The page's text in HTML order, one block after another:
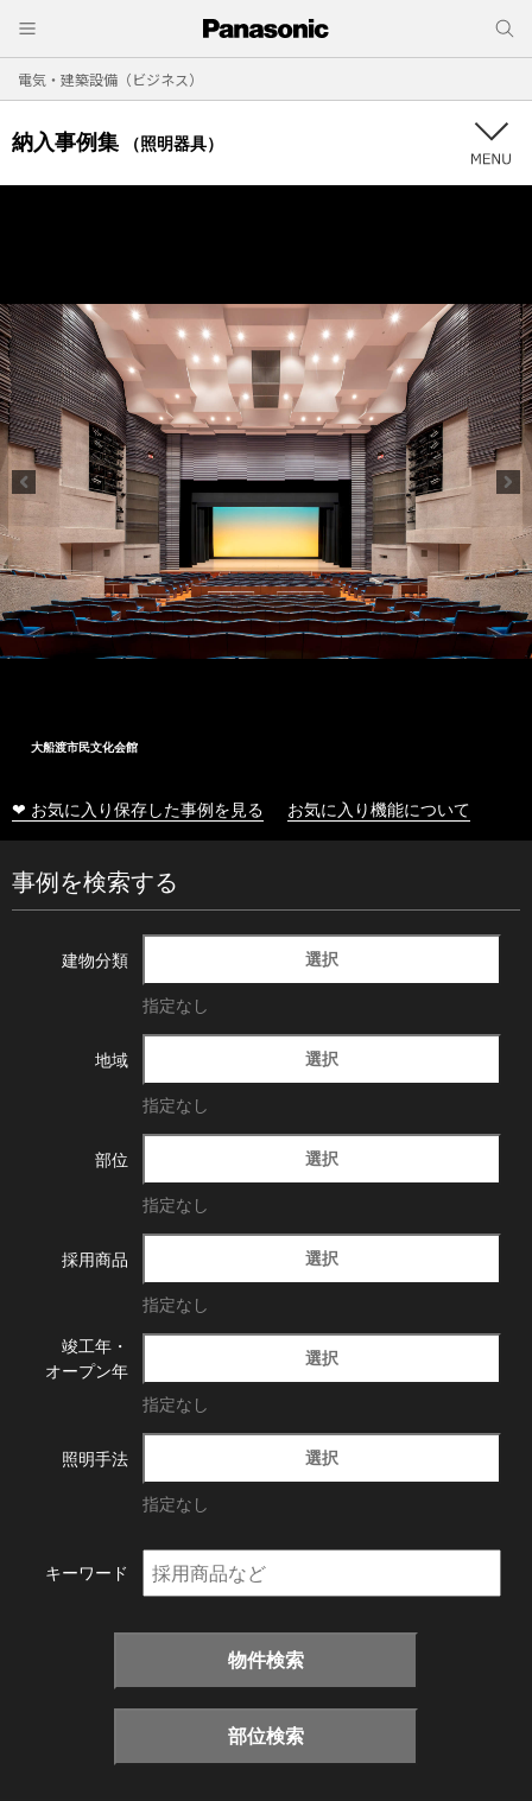
電気・建築設備（ビジネス）
納入事例集 （照明器具）
大船渡市民文化会館
❤ お気に入り保存した事例を見る お気に入り機能について
事例を検索する
建物分類 選択
指定なし
地域 選択
指定なし
部位 選択
指定なし
採用商品 選択
指定なし
竣工年・
オープン年
選択
指定なし
照明手法 選択
指定なし
キーワード
物件検索
部位検索